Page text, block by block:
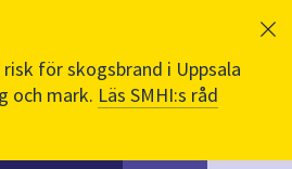
för skogsbrand i Uppsala
och mark. Läs SMHI:s råd